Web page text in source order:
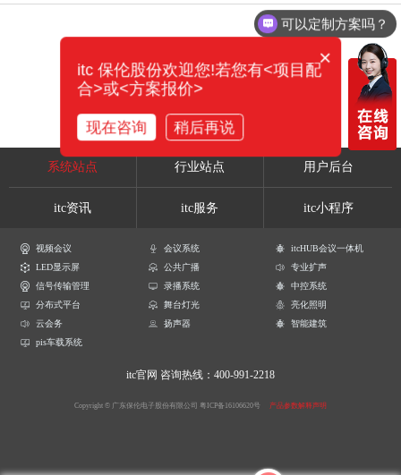
系统站点 行业站点 用户后台
itc资讯 itc服务 itc小程序
视频会议 会议系统
itcHUB会议一体机
LED显示屏
公共广播
专业扩声
信号传输管理
录播系统
中控系统
分布式平台
舞台灯光
亮化照明
云会务
扬声器
智能建筑
pis车载系统
itc官网 咨询热线：400-991-2218
Copyright © 广东保伦电子股份有限公司 粤ICP备16106620号 产品参数解释声明
可以定制方案吗？
×
itc 保伦股份欢迎您!若您有<项目配
合>或<方案报价>
现在咨询 稍后再说